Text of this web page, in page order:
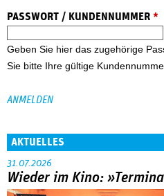
PASSWORT / KUNDENNUMMER *
Geben Sie hier das zugehörige
Sie bitte Ihre gültige
AKTUELLES
31.07.2026
Wieder im Kino: